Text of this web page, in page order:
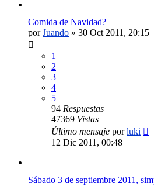
Comida de Navidad?
porJuando » 30 Oct 2011, 20:15
1
2
3
4
5
94 Respuestas
47369 Vistas
Último mensaje porluki
12 Dic 2011, 00:48
Sábado 3 de septiembre 2011,